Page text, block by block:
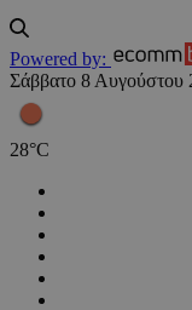
Powered by:
Σάββατο 8 Αυγούστου
28°C